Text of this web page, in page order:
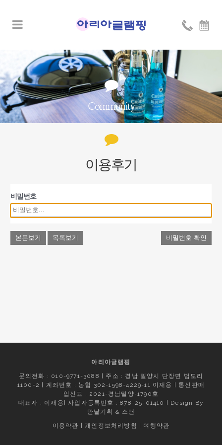
Community
이용후기
비밀번호
본문보기 목록보기 비밀번호 확인
아리아글램핑
문의전화 : 010-9771-3088 | 주소 : 경남 밀양시 단장면 범도리
1100-2 | 계좌번호 : 농협 302-1598-4229-11 이재용 | 통신판매
업신고 : 2021-경남밀양-1790호
대표자 : 이재용| 사업자등록번호 : 878-25-01410 | Design By
만날기획
& 스맨
이용약관
|개인정보처리방침 여행약관